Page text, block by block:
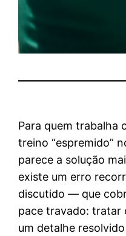
Para quem trabalha
treino “espremido”
parece a solução
existe um erro
discutido — que
pace travado: tratar
um detalhe